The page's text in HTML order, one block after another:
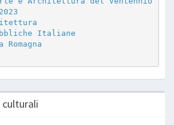
Italiane
Romagna
culturali